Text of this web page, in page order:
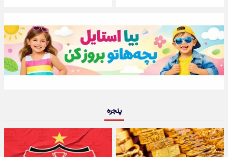
پنجره